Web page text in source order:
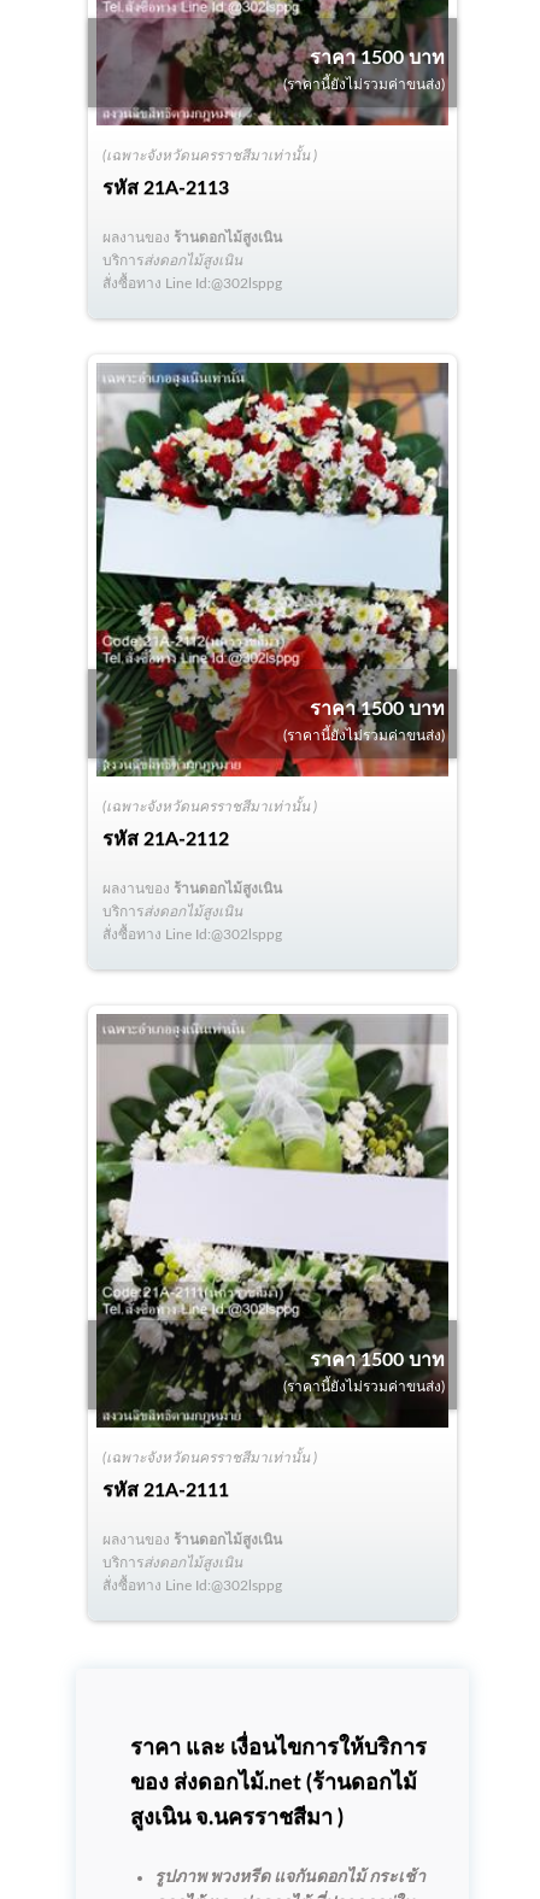
(เฉพาะจังหวัดนครราชสีมาเท่านั้น )
รหัส 21A-2113
ราคา 1500 บาท
(ราคานี้ยังไม่รวมค่าขนส่ง)
ผลงานของ ร้านดอกไม้สูงเนิน
บริการส่งดอกไม้สูงเนิน
สั่งซื้อทาง Line Id:@302lsppg
(เฉพาะจังหวัดนครราชสีมาเท่านั้น )
รหัส 21A-2112
ราคา 1500 บาท
(ราคานี้ยังไม่รวมค่าขนส่ง)
ผลงานของ ร้านดอกไม้สูงเนิน
บริการส่งดอกไม้สูงเนิน
สั่งซื้อทาง Line Id:@302lsppg
(เฉพาะจังหวัดนครราชสีมาเท่านั้น )
รหัส 21A-2111
ราคา 1500 บาท
(ราคานี้ยังไม่รวมค่าขนส่ง)
ผลงานของ ร้านดอกไม้สูงเนิน
บริการส่งดอกไม้สูงเนิน
สั่งซื้อทาง Line Id:@302lsppg
ราคา และ เงื่อนไขการให้บริการ
ของ ส่งดอกไม้.net (ร้านดอกไม้
สูงเนินจ.นครราชสีมา )
รูปภาพ พวงหรีด แจกันดอกไม้ กระเช้า